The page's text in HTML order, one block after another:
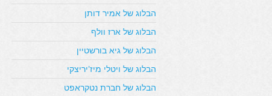
הבלוג של אמיר דותן
הבלוג של ארז וולף
הבלוג של גיא בורשטיין
הבלוג של ויטלי מיז’יריצקי
הבלוג של חברת נטקראפט